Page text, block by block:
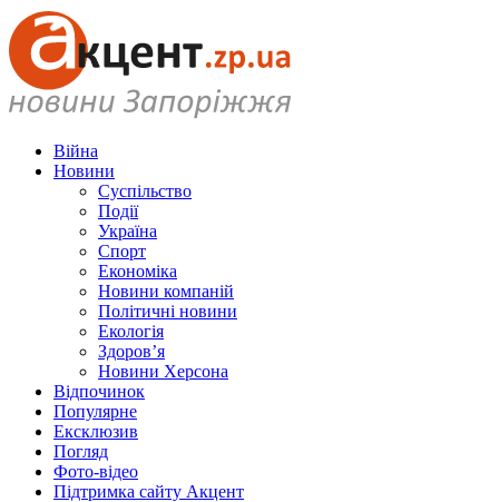
Війна
Новини
Суспільство
Події
Україна
Спорт
Економіка
Новини компаній
Політичні новини
Екологія
Здоров’я
Новини Херсона
Відпочинок
Популярне
Ексклюзив
Погляд
Фото-відео
Підтримка сайту Акцент